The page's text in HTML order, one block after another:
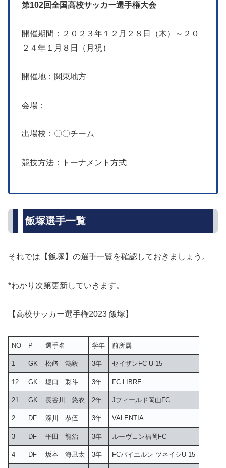
第102回全国高校サッカー選手権大会
開催期間：２０２３年１２月２８日（木）～２０
２４年１月８日（月祝）
開催地：関東地方
会場：
出場校：〇〇チーム
競技方法：トーナメント方式
飯塚選手一覧
それでは【飯塚】の選手一覧を確認しておきましょう。
*わかり次第更新していきます。
【高校サッカー選手権2023 飯塚】
NO P 選手名 学年 前所属
1 GK 松﨑 鴻毅 3年 セイザンFC U-15
12 GK 堀口 彩斗 3年 FC LIBRE
21 GK 長谷川 悠衣 2年 Jフィールド岡山FC
2 DF 深川 恭伍 3年 VALENTIA
3 DF 平田 龍治 3年 ルーヴェン福岡FC
4 DF 坂本 海凪太 3年 FCバイエルン ツネイシU-15